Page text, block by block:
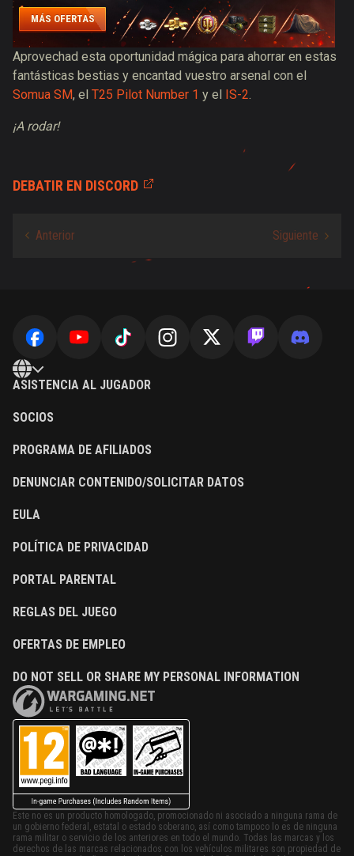
MÁS OFERTAS
Aprovechad esta oportunidad mágica para ahorrar en estas
fantásticas bestias y encantad vuestro arsenal con el
Somua SM, el T25 Pilot Number 1 y el IS-2.
¡A rodar!
DEBATIR EN DISCORD
ASISTENCIA AL JUGADOR
SOCIOS
PROGRAMA DE AFILIADOS
DENUNCIAR CONTENIDO/SOLICITAR DATOS
EULA
POLÍTICA DE PRIVACIDAD
PORTAL PARENTAL
REGLAS DEL JUEGO
OFERTAS DE EMPLEO
DO NOT SELL OR SHARE MY PERSONAL INFORMATION
Este no es un producto homologado, promocionado ni asociado a ninguna rama de
un gobierno federal, estatal o estado soberano, así como tampoco lo es de ninguna
rama militar o servicio de los anteriores en todo el mundo. Todas las marcas y los
derechos de las marcas relacionados con los vehículos militares son propiedad de